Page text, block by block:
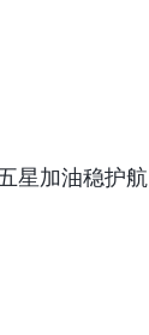
星加油稳护航